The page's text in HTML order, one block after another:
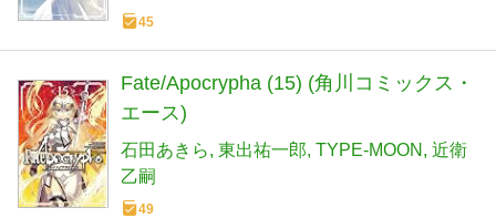
45
Fate/Apocrypha (15) (角川コミックス・
エース)
石田あきら 東出祐一郎 TYPE-MOON
近衛
乙嗣
49